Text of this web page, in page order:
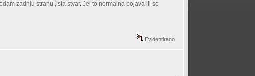
zadnju stranu ,ista stvar. Jel to normalna pojava ili se
Evidentirano